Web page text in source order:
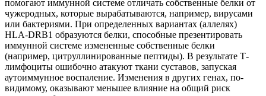
помогают иммунной системе отличать собственные белки от
чужеродных, которые вырабатываются, например, вирусами
или бактериями. При определенных вариантах (аллелях)
HLA-DRB1 образуются белки, способные презентировать
иммунной системе измененные собственные белки
(например, цитруллинированные пептиды). В результате Т-
лимфоциты ошибочно атакуют ткани суставов, запуская
аутоиммунное воспаление. Изменения в других генах, по-
видимому, оказывают меньшее влияние на общий риск